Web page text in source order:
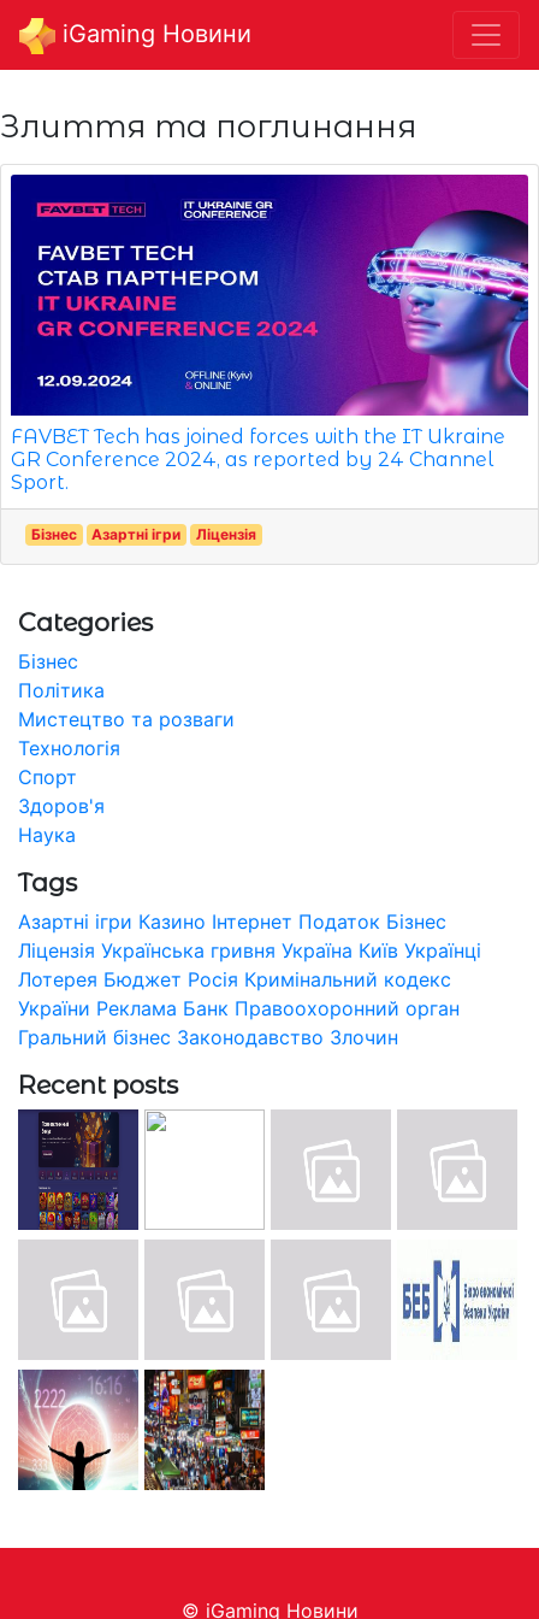
iGaming Новини
Злиття та поглинання
FAVBET Tech has joined forces with the IT Ukraine
GR Conference 2024, as reported by 24 Channel
Sport.
Бізнес Азартні ігри Ліцензія
Categories
Бізнес
Політика
Мистецтво та розваги
Технологія
Спорт
Здоров'я
Наука
Tags
Азартні ігри Казино Інтернет Податок Бізнес
Ліцензія Українська гривня Україна Київ Українці
Лотерея Бюджет Росія Кримінальний кодекс
України Реклама Банк Правоохоронний орган
Гральний бізнес Законодавство Злочин
Recent posts
© iGaming Новини